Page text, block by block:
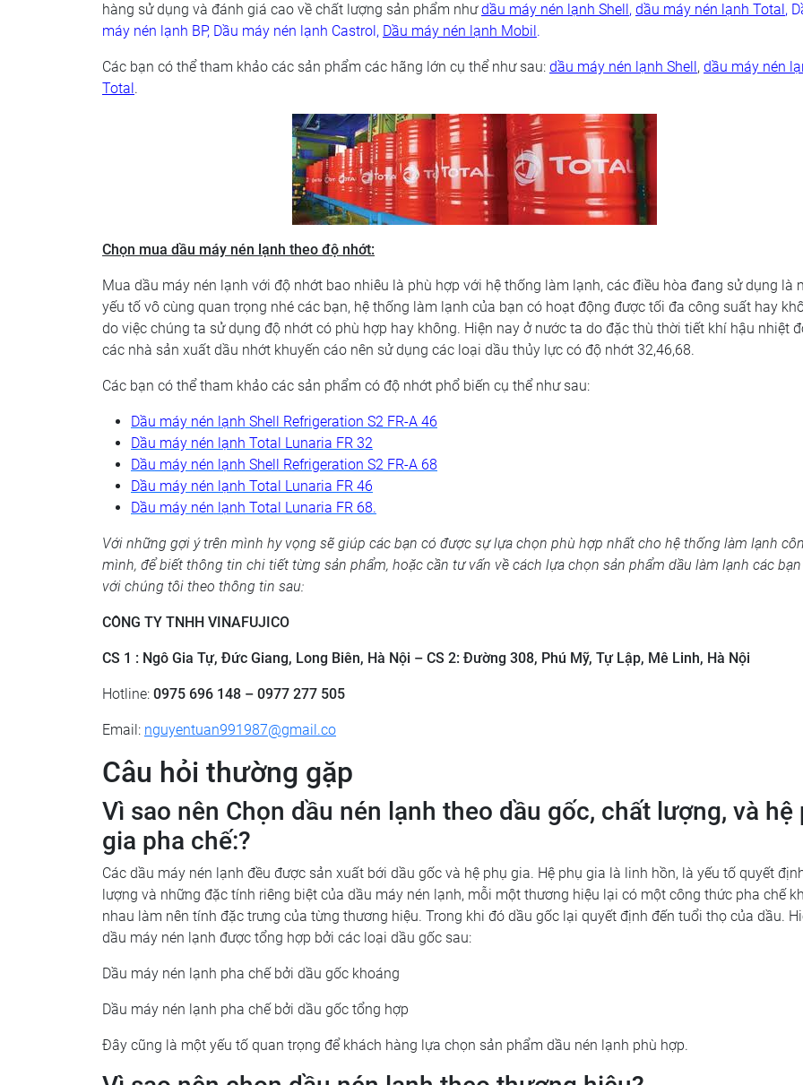
hàng sử dụng và đánh giá cao về chất lượng sản phẩm nhưdầu máy nén lạnh Shell, dầu máy nén lạnh Total,
máy nén lạnh BP, Dầu máy nén lạnh Castrol, Dầu máy nén lạnh Mobil.
Các bạn có thể tham khảo các sản phẩm các hãng lớn cụ thể như sau: dầu máy nén lạnh Shell, dầu máy nén
Total.
Chọn mua dầu máy nén lạnh theo độ nhớt:
Mua dầu máy nén lạnh với độ nhớt bao nhiêu là phù hợp với hệ thống làm lạnh, các điều hòa đang sử dụng là
yếu tố vô cùng quan trọng nhé các bạn, hệ thống làm lạnh của bạn có hoạt động được tối đa công suất hay
do việc chúng ta sử dụng độ nhớt có phù hợp hay không. Hiện nay ở nước ta do đặc thù thời tiết khí hậu nhiệt
các nhà sản xuất dầu nhớt khuyến cáo nên sử dụng các loại dầu thủy lực có độ nhớt 32,46,68.
Các bạn có thể tham khảo các sản phẩm có độ nhớt phổ biến cụ thể như sau:
Dầu máy nén lạnh Shell Refrigeration S2 FR-A 46
Dầu máy nén lạnh Total Lunaria FR 32
Dầu máy nén lạnh Shell Refrigeration S2 FR-A 68
Dầu máy nén lạnh Total Lunaria FR 46
Dầu máy nén lạnh Total Lunaria FR 68.
Với những gợi ý trên mình hy vọng sẽ giúp các bạn có được sự lựa chọn phù hợp nhất cho hệ thống làm lạnh
mình, để biết thông tin chi tiết từng sản phẩm, hoặc cần tư vấn về cách lựa chọn sản phẩm dầu làm lạnh các
với chúng tôi theo thông tin sau:
CÔNG TY TNHH VINAFUJICO
CS 1 : Ngô Gia Tự, Đức Giang, Long Biên, Hà Nội – CS 2: Đường 308, Phú Mỹ, Tự Lập, Mê Linh, Hà Nội
Hotline: 0975 696 148 – 0977 277 505
Email: nguyentuan991987@gmail.co
Câu hỏi thường gặp
Vì sao nên Chọn dầu nén lạnh theo dầu gốc, chất lượng, và hệ
gia pha chế:?
Các dầu máy nén lạnh đều được sản xuất bới dầu gốc và hệ phụ gia. Hệ phụ gia là linh hồn, là yếu tố quyết
lượng và những đặc tính riêng biệt của dầu máy nén lạnh, mỗi một thương hiệu lại có một công thức pha chế
nhau làm nên tính đặc trưng của từng thương hiệu. Trong khi đó dầu gốc lại quyết định đến tuổi thọ của dầu.
dầu máy nén lạnh được tổng hợp bởi các loại dầu gốc sau:
Dầu máy nén lạnh pha chế bởi dầu gốc khoáng
Dầu máy nén lạnh pha chế bởi dầu gốc tổng hợp
Đây cũng là một yếu tố quan trọng để khách hàng lựa chọn sản phẩm dầu nén lạnh phù hợp.